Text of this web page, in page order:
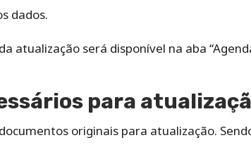
dados.
atualização será disponível na aba
para
originais para atualização.